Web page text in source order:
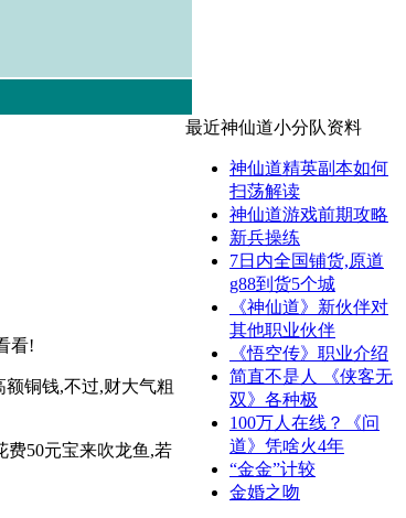
看!
铜钱,不过,财大气粗
费50元宝来吹龙鱼,若
最近神仙道小分队资料
神仙道精英副本如何
扫荡解读
神仙道游戏前期攻略
新兵操练
7日内全国铺货,原道
g88到货5个城
《神仙道》新伙伴对
其他职业伙伴
《悟空传》职业介绍
简直不是人 《侠客无
双》各种极
100万人在线？《问
道》凭啥火4年
“金金”计较
金婚之吻